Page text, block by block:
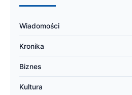
Wiadomości
Kronika
Biznes
Kultura